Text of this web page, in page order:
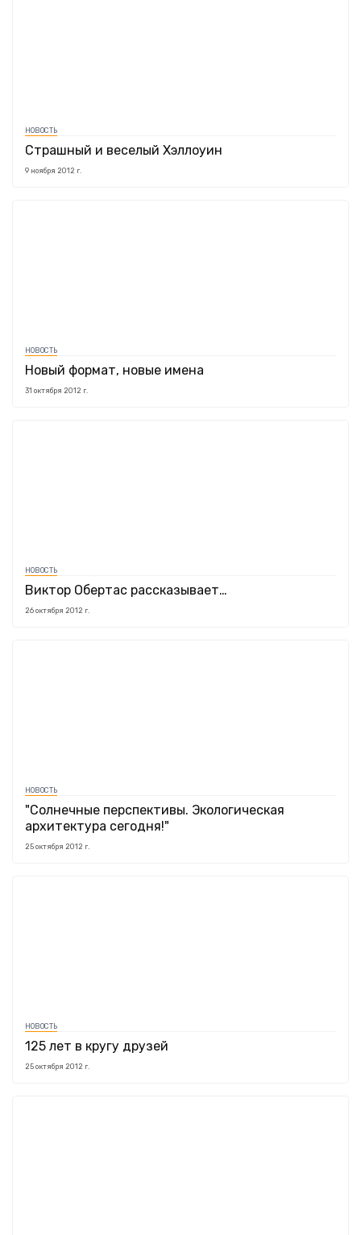
НОВОСТЬ
Страшный и веселый Хэллоуин
9 ноября 2012 г.
НОВОСТЬ
Новый формат, новые имена
31 октября 2012 г.
НОВОСТЬ
Виктор Обертас рассказывает…
26 октября 2012 г.
НОВОСТЬ
"Солнечные перспективы. Экологическая
архитектура сегодня!"
25 октября 2012 г.
НОВОСТЬ
125 лет в кругу друзей
25 октября 2012 г.